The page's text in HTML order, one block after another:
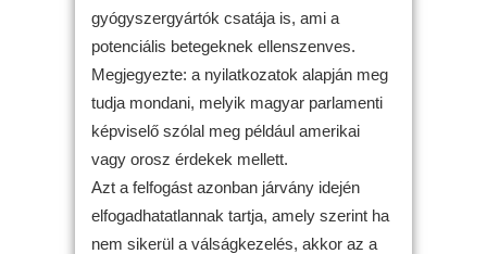
gyógyszergyártók csatája is, ami a
potenciális betegeknek ellenszenves.
Megjegyezte: a nyilatkozatok alapján meg
tudja mondani, melyik magyar parlamenti
képviselő szólal meg például amerikai
vagy orosz érdekek mellett.
Azt a felfogást azonban járvány idején
elfogadhatatlannak tartja, amely szerint ha
nem sikerül a válságkezelés, akkor az a